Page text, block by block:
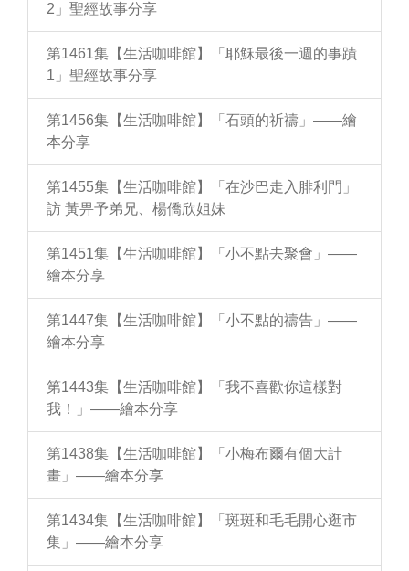
2」聖經故事分享
第1461集【生活咖啡館】「耶穌最後一週的事蹟
1」聖經故事分享
第1456集【生活咖啡館】「石頭的祈禱」——繪
本分享
第1455集【生活咖啡館】「在沙巴走入腓利門」
訪 黃畀予弟兄、楊僑欣姐妹
第1451集【生活咖啡館】「小不點去聚會」——
繪本分享
第1447集【生活咖啡館】「小不點的禱告」——
繪本分享
第1443集【生活咖啡館】「我不喜歡你這樣對
我！」——繪本分享
第1438集【生活咖啡館】「小梅布爾有個大計
畫」——繪本分享
第1434集【生活咖啡館】「斑斑和毛毛開心逛市
集」——繪本分享